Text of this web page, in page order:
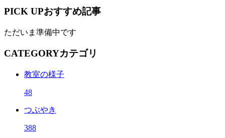
PICK UPおすすめ記事
ただいま準備中です
CATEGORYカテゴリ
教室の様子
48
つぶやき
388